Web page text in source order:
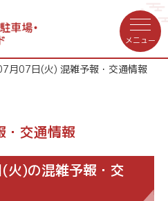
月07日(火) 混雑予報・交通情報
・交通情報
)の混雑予報・交